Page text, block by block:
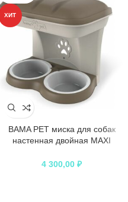
ХИТ
BAMA PET миска для собак
настенная двойная MAXI
4 300,00 ₽